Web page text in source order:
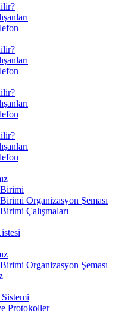
Organizasyon Şeması
Çalışmaları
Organizasyon Şeması
Protokoller